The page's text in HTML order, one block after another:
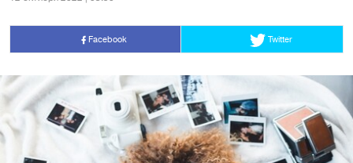
Facebook Twitter